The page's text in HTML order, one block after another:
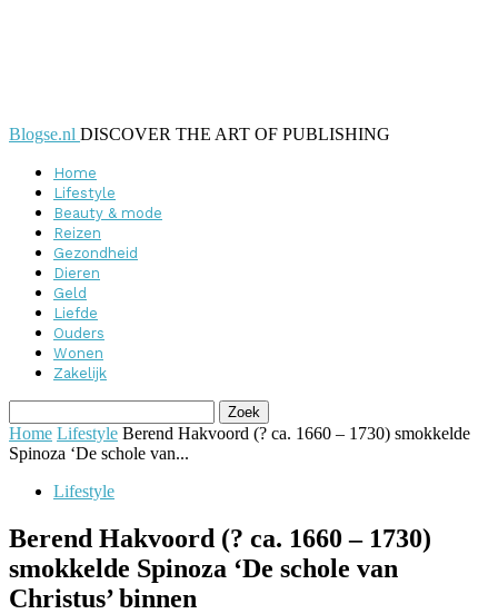
Blogse.nl DISCOVER THE ART OF PUBLISHING
Home
Lifestyle
Beauty & mode
Reizen
Gezondheid
Dieren
Geld
Liefde
Ouders
Wonen
Zakelijk
Home Lifestyle Berend Hakvoord (? ca. 1660 – 1730) smokkelde
Spinoza ‘De schole van...
Lifestyle
Berend Hakvoord (? ca. 1660 – 1730)
smokkelde Spinoza ‘De schole van
Christus’ binnen